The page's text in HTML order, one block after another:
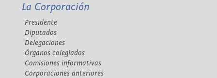
La Corporación
Presidente
Diputados
Delegaciones
Órganos colegiados
Comisiones informativas
Corporaciones anteriores